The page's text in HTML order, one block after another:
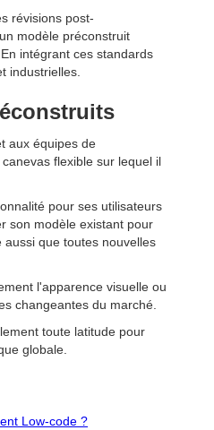
révisions post-
modèle préconstruit
intégrant ces standards
industrielles.
aux équipes de
flexible sur lequel il
pour ses utilisateurs
son modèle existant pour
que toutes nouvelles
l'apparence visuelle ou
changeantes du marché.
toute latitude pour
globale.
Low-code ?